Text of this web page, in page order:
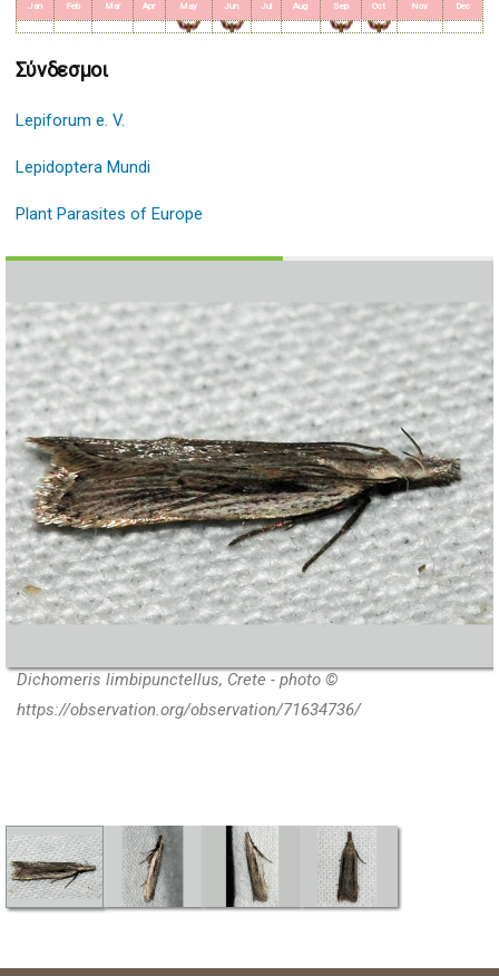
Jan Feb Mar Apr May Jun Jul Aug Sep Oct Nov Dec
Σύνδεσμοι
Lepiforum e. V.
Lepidoptera Mundi
Plant Parasites of Europe
Dichomeris limbipunctellus, Crete - photo ©
https://observation.org/observation/71634736/